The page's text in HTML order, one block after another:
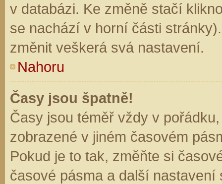
v databázi. Ke změně stačí
se nachází v horní části
změnit veškerá svá nastavení.
Nahoru
Časy jsou špatně!
Časy jsou téměř vždy v
zobrazené v jiném časovém
Pokud je to tak, změňte si
časové pásma a další